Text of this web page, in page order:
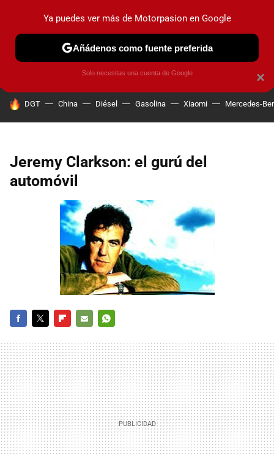
PRUEBAS COCHES ELÉCTRICOS OBSERVATORIO
HOY SE HABLA DE
DGT China Diésel Gasolina Xiaomi Mercedes-
Jeremy Clarkson: el gurú del
automóvil
MAIL
×
Ya puedes ver más de Motorpasion en Google
Añádenos como fuente preferida
Solo necesitas una cuenta de Google